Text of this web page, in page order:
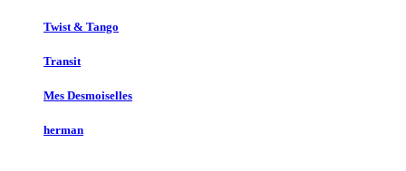
Twist & Tango
Transit
Mes Desmoiselles
herman